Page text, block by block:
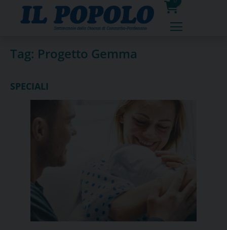
0
prodotti
Tag: Progetto Gemma
SPECIALI